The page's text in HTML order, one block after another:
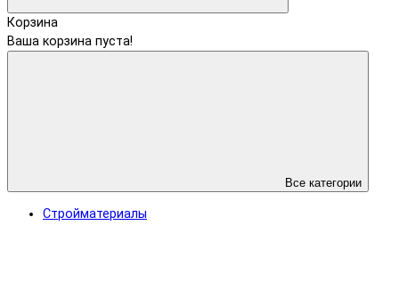
Корзина
Ваша корзина пуста!
Все категории
Стройматериалы